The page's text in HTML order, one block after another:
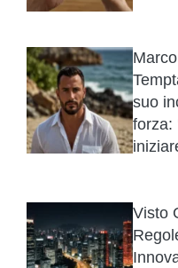
suo
forza:
Visto